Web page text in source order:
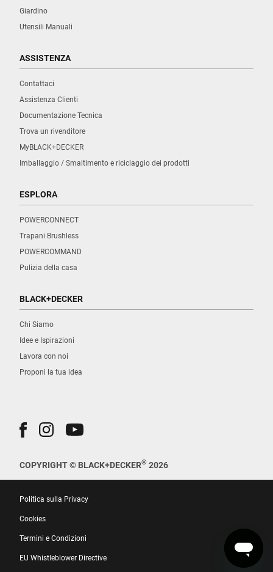
Giardino
Utensili Manuali
ASSISTENZA
Contattaci
Assistenza Clienti
Documentazione Tecnica
Trova un rivenditore
MyBLACK+DECKER
Imballaggio / Smaltimento e riciclaggio dei prodotti
ESPLORA
POWERCONNECT
Trapani Brushless
POWERCOMMAND
Pulizia della casa
BLACK+DECKER
Chi Siamo
Idee e Ispirazioni
Lavora con noi
Proponi la tua idea
COPYRIGHT © BLACK+DECKER® 2026
Politica sulla Privacy
Cookies
Termini e Condizioni
EU Whistleblower Directive